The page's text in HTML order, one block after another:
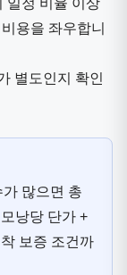
일정 비율 이상
용을 좌우합니
별도인지 확인
많으면 총
낭당 단가 +
보증 조건까